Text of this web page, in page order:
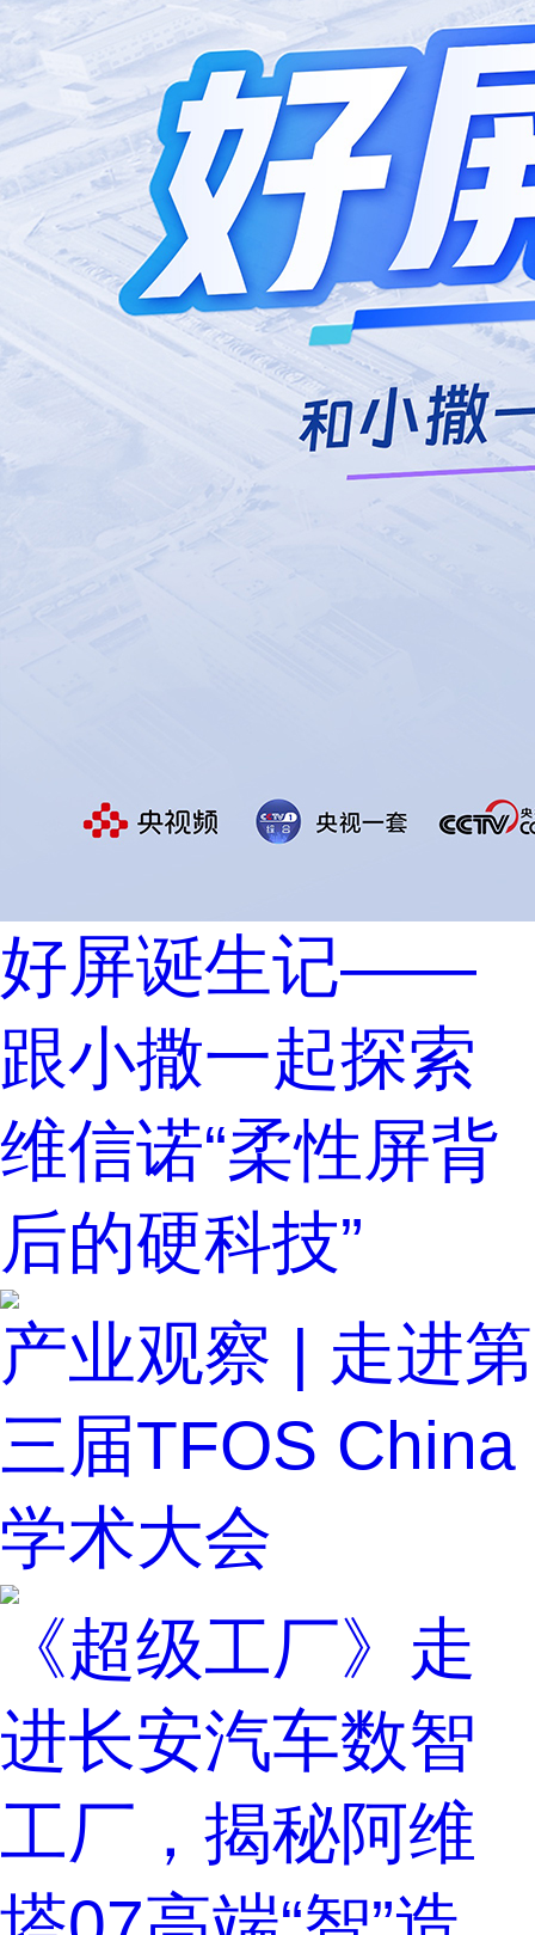
好屏诞生记——
跟小撒一起探索
维信诺“柔性屏背
后的硬科技”
产业观察 | 走进第
三届TFOS China
学术大会
《超级工厂》走
进长安汽车数智
工厂，揭秘阿维